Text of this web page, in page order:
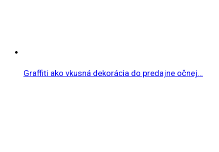
Graffiti ako vkusná dekorácia do predajne očnej…